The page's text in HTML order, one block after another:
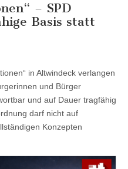
– SPD
Basis statt
in Altwindeck verlangen
und Bürger
und auf Dauer tragfähig
darf nicht auf
Konzepten